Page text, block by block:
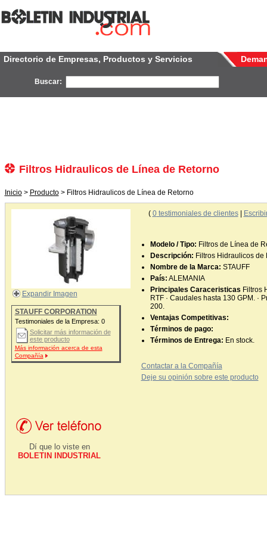
Directorio de Empresas, Productos y Servicios
Buscar:
Filtros Hidraulicos de Línea de Retorno
Inicio> Producto> Filtros Hidraulicos de Línea de Retorno
Expandir Imagen
STAUFF CORPORATION
Testimoniales de la Empresa: 0
Solicitar más información de
este producto
Más información acerca de esta
Compañía
Dí que lo viste en
BOLETIN INDUSTRIAL
( 0testimoniales de clientes|
Modelo / Tipo: Filtros de Línea de
Descripción: Filtros Hidraulicos de
Nombre de la Marca: STAUFF
País: ALEMANIA
Principales Caraceristicas Filtros
RTF · Caudales hasta 130 GPM. ·
200.
Ventajas Competitivas:
Términos de pago:
Términos de Entrega: En stock.
Contactar a la Compañía
Deje su opinión sobre este producto